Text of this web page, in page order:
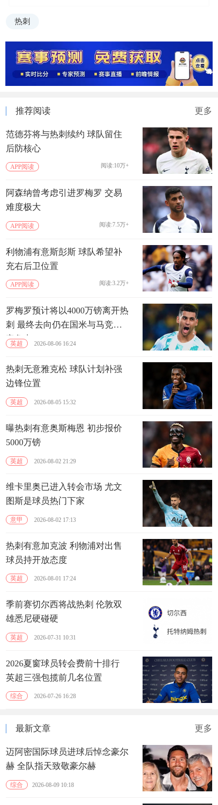
热刺
推荐阅读 更多
范德芬将与热刺续约 球队留住
后防核心
APP阅读 阅读:10万+
阿森纳曾考虑引进罗梅罗 交易
难度极大
APP阅读 阅读:7.5万+
利物浦有意斯彭斯 球队希望补
充右后卫位置
APP阅读 阅读:3.2万+
罗梅罗预计将以4000万镑离开热
刺 最终去向仍在国米与马竞的
竞争中
英超 2026-08-06 16:24
热刺无意雅克松 球队计划补强
边锋位置
英超 2026-08-05 15:32
曝热刺有意奥斯梅恩 初步报价
5000万镑
英超 2026-08-02 21:29
维卡里奥已进入转会市场 尤文
图斯是球员热门下家
意甲 2026-08-02 17:13
热刺有意加克波 利物浦对出售
球员持开放态度
英超 2026-08-01 17:24
季前赛切尔西将战热刺 伦敦双
雄悉尼硬碰硬
英超 2026-07-31 10:31
2026夏窗球员转会费前十排行
英超三强包揽前几名位置
综合 2026-07-26 16:28
最新文章 更多
迈阿密国际球员进球后悼念豪尔
赫 全队指天致敬豪尔赫
综合 2026-08-09 10:18